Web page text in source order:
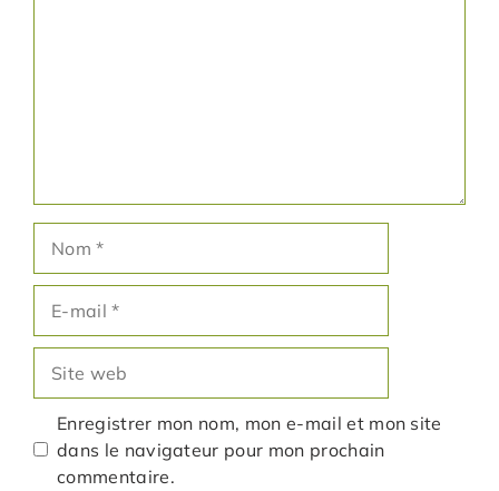
mail
web
Enregistrer mon nom, mon e-mail et mon site
dans le navigateur pour mon prochain
commentaire.